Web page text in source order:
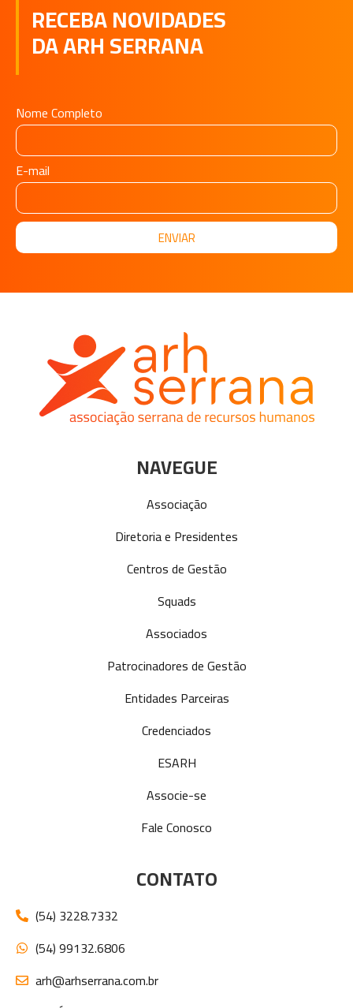
RECEBA NOVIDADES
DA ARH SERRANA
Nome Completo
E-mail
ENVIAR
NAVEGUE
Associação
Diretoria e Presidentes
Centros de Gestão
Squads
Associados
Patrocinadores de Gestão
Entidades Parceiras
Credenciados
ESARH
Associe-se
Fale Conosco
CONTATO
(54) 3228.7332
(54) 99132.6806
arh@arhserrana.com.br